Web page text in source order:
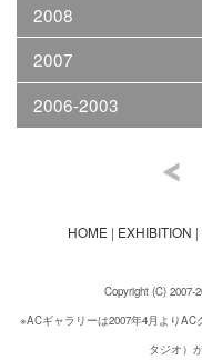
2008
2007
2006-2003
HOME | EXHIBITION |
Copyright (C) 2007-
※ACギャラリーは2007年4月より
タジオ）